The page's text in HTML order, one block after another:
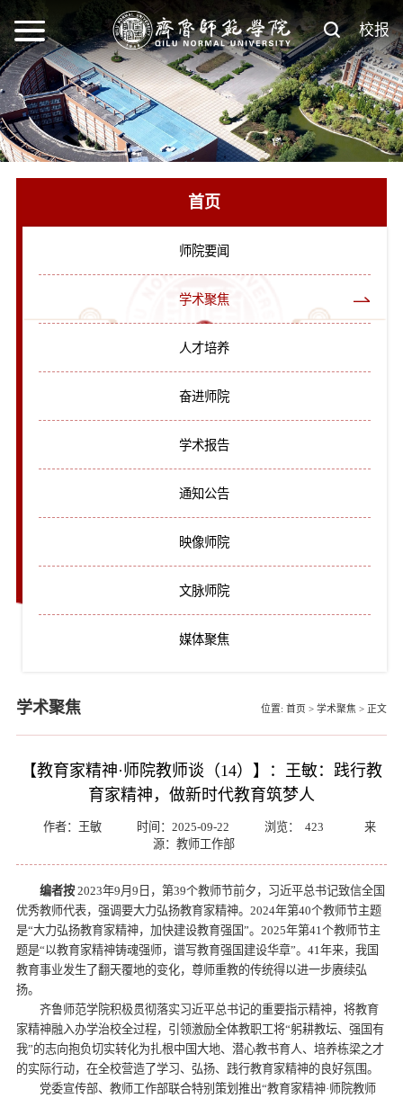
校报
首页
师院要闻
学术聚焦
人才培养
奋进师院
学术报告
通知公告
映像师院
文脉师院
媒体聚焦
学术聚焦 位置: 首页 > 学术聚焦 > 正文
【教育家精神·师院教师谈（14）】：王敏：践行教
育家精神，做新时代教育筑梦人
作者：王敏 时间：2025-09-22 浏览： 423
来
源：教师工作部
编者按2023年9月9日，第39个教师节前夕，习近平总书记致信全国
优秀教师代表，强调要大力弘扬教育家精神。2024年第40个教师节主题
是“大力弘扬教育家精神，加快建设教育强国”。2025年第41个教师节主
题是“以教育家精神铸魂强师，谱写教育强国建设华章”。41年来，我国
教育事业发生了翻天覆地的变化，尊师重教的传统得以进一步赓续弘
扬。
齐鲁师范学院积极贯彻落实习近平总书记的重要指示精神，将教育
家精神融入办学治校全过程，引领激励全体教职工将“躬耕教坛、强国有
我”的志向抱负切实转化为扎根中国大地、潜心教书育人、培养栋梁之才
的实际行动，在全校营造了学习、弘扬、践行教育家精神的良好氛围。
党委宣传部、教师工作部联合特别策划推出“教育家精神·师院教师